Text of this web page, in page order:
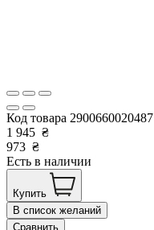
Код товара 2900660020487
1 945 ₴
973 ₴
Есть в наличии
Купить
В список желаний
Сравнить